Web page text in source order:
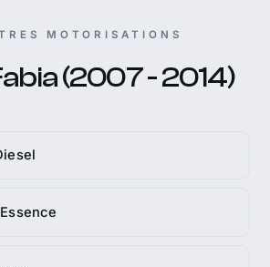
MOTORISATIONS
(2007 - 2014)